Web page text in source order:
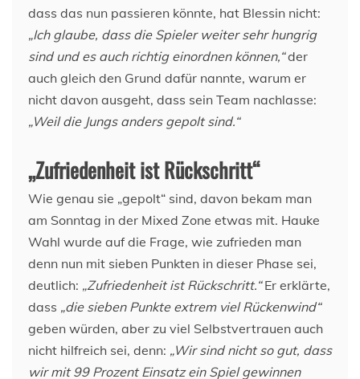
dass das nun passieren könnte, hat Blessin nicht:
„Ich glaube, dass die Spieler weiter sehr hungrig
sind und es auch richtig einordnen können,“der
auch gleich den Grund dafür nannte, warum er
nicht davon ausgeht, dass sein Team nachlasse:
„Weil die Jungs anders gepolt sind.“
„Zufriedenheit ist Rückschritt“
Wie genau sie „gepolt“ sind, davon bekam man
am Sonntag in der Mixed Zone etwas mit. Hauke
Wahl wurde auf die Frage, wie zufrieden man
denn nun mit sieben Punkten in dieser Phase sei,
deutlich: „Zufriedenheit ist Rückschritt.“Er erklärte,
dass „die sieben Punkte extrem viel Rückenwind“
geben würden, aber zu viel Selbstvertrauen auch
nicht hilfreich sei, denn: „Wir sind nicht so gut, dass
wir mit 99 Prozent Einsatz ein Spiel gewinnen